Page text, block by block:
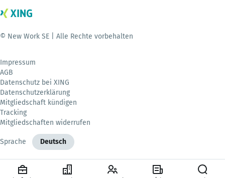
© New Work SE | Alle Rechte vorbehalten
Impressum
AGB
Datenschutz bei XING
Datenschutzerklärung
Mitgliedschaft kündigen
Tracking
Mitgliedschaften widerrufen
Sprache Deutsch